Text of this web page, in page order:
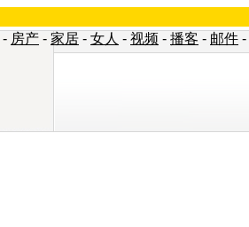
- 房产 - 家居 - 女人 - 视频 - 播客 - 邮件 -